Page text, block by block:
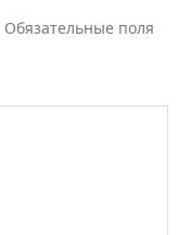
Обязательные поля